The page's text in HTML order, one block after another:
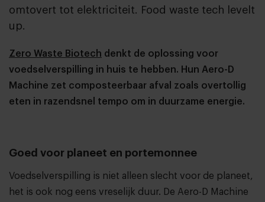
omtovert tot elektriciteit. Food waste tech levelt
up.
Zero Waste Biotech denkt de oplossing voor
voedselverspilling in huis te hebben. Hun Aero-D
Machine zet composteerbaar afval zoals overtollig
eten in razendsnel tempo om in duurzame energie.
Goed voor planeet en portemonnee
Voedselverspilling is niet alleen slecht voor de planeet,
het is ook nog eens vreselijk duur. De Aero-D Machine